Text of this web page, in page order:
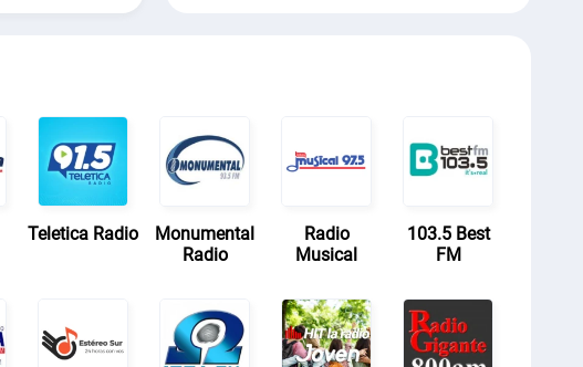
Teletica Radio
Monumental
Radio
Radio
Musical
103.5 Best
FM